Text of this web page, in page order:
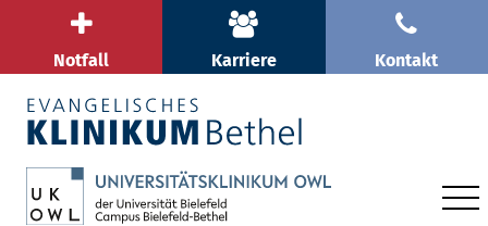
Notfall Karriere Kontakt